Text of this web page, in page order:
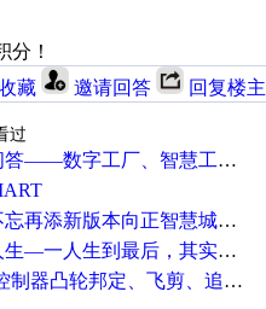
分！
藏 邀请回答 回复楼主
过
字工厂、智慧工厂和智能制造三者的区别是什么？
添新版本向正智慧城市云展厅3.0版亮相
一人生到最后，其实拼的都是人品
器凸轮邦定、飞剪、追剪等C功能块